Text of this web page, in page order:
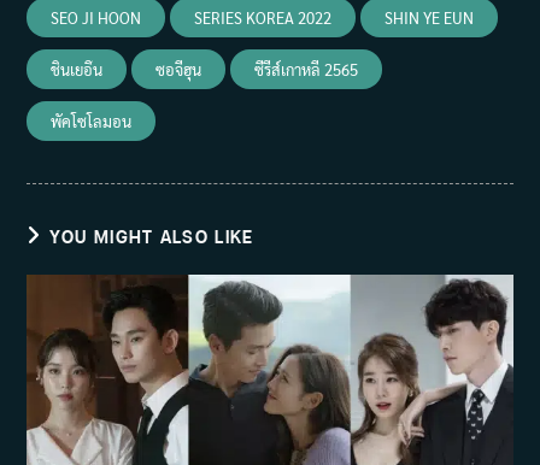
SEO JI HOON SERIES KOREA 2022 SHIN YE EUN
ชินเยอึน ซอจีฮุน ซีรีส์เกาหลี 2565
พัคโซโลมอน
YOU MIGHT ALSO LIKE